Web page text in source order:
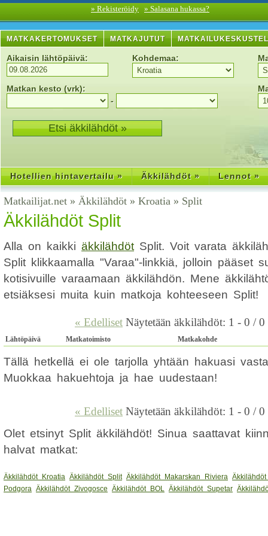
» Rekisteröidy » Salasana hukassa?
MATKAKERTOMUKSET MATKAJUTUT
Aikaisin lähtöpäivä: Kohdemaa:
Matkan kesto (vrk):
-
Hotellien hintavertailu » Äkkilähdöt » Lennot »
Matkailijat.net » Äkkilähdöt » Kroatia » Split
Äkkilähdöt Split
Alla on kaikki äkkilähdöt Split. Voit varata
Split klikkaamalla "Varaa"-linkkiä, jolloin pääset
kotisivuille varaamaan äkkilähdön. Mene
etsiäksesi muita kuin matkoja kohteeseen Split!
« Edelliset Näytetään äkkilähdöt: 1 - 0 / 0
Lähtöpäivä Matkatoimisto Matkakohde
Tällä hetkellä ei ole tarjolla yhtään hakuasi
Muokkaa hakuehtoja ja hae uudestaan!
« Edelliset Näytetään äkkilähdöt: 1 - 0 / 0
Olet etsinyt Split äkkilähdöt! Sinua saattavat
halvat matkat:
Äkkilähdöt Kroatia Äkkilähdöt Split Äkkilähdöt Makarskan Riviera
Podgora Äkkilähdöt Zivogosce Äkkilähdöt BOL Äkkilähdöt Supetar